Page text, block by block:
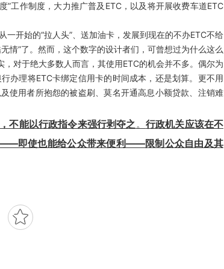
”工作制度，大力推广普及ETC，以及将开展收费车道ETC
开始的“拉人头”、送加油卡，发展到现在的不办ETC不给
情”了。然而，这个数字的设计者们，可曾想过为什么这么
对于绝大多数人而言，其使用ETC的机会并不多。偶尔为
办理将ETC卡绑定信用卡的时间成本，还是划算。更不用
使用者所抱怨的被盗刷、莫名开通高息小额贷款、注销难
不能以行政指令来强行剥夺之。 行政机关应该在不
——即使也能给公众带来便利——限制公众自由及其